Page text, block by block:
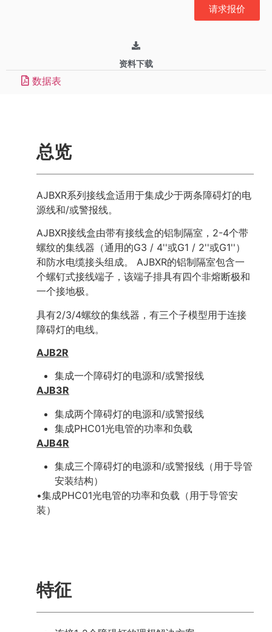
请求报价
资料下载
数据表
总览
AJBXR系列接线盒适用于集成少于两条障碍灯的电
源线和/或警报线。
AJBXR接线盒由带有接线盒的铝制隔室，2-4个带
螺纹的集线器（通用的G3 / 4''或G1 / 2''或G1''）
和防水电缆接头组成。 AJBXR的铝制隔室包含一
个螺钉式接线端子，该端子排具有四个非熔断极和
一个接地极。
具有2/3/4螺纹的集线器，有三个子模型用于连接
障碍灯的电线。
AJB2R
集成一个障碍灯的电源和/或警报线
AJB3R
集成两个障碍灯的电源和/或警报线
集成PHC01光电管的功率和负载
AJB4R
集成三个障碍灯的电源和/或警报线（用于导管
安装结构）
•集成PHC01光电管的功率和负载（用于导管安
装）
特征